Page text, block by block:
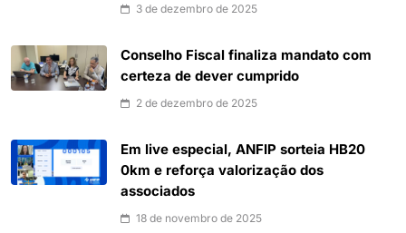
3 de dezembro de 2025
Conselho Fiscal finaliza mandato com
certeza de dever cumprido
2 de dezembro de 2025
Em live especial, ANFIP sorteia HB20
0km e reforça valorização dos
associados
18 de novembro de 2025